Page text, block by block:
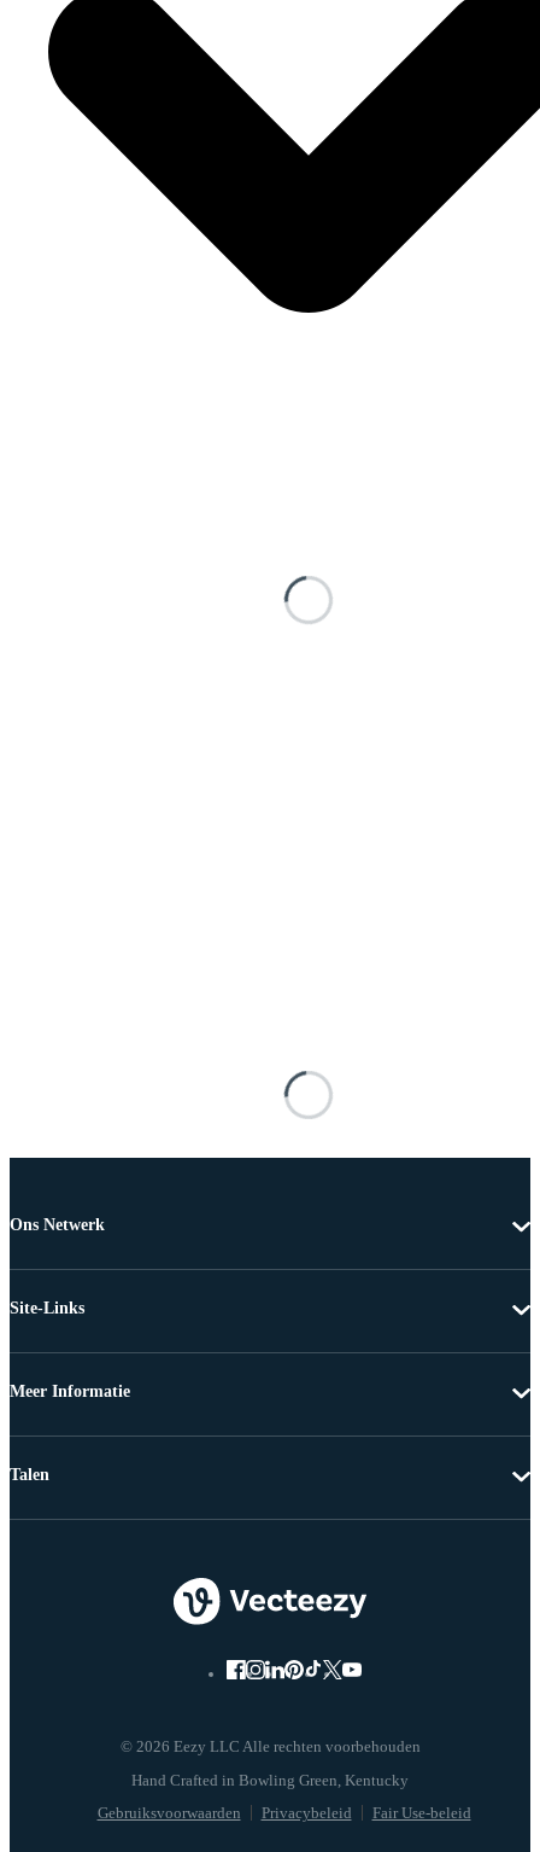
Ons Netwerk
Site-Links
Meer Informatie
© 2026 Eezy LLC Alle rechten voorbehouden
Gebruiksvoorwaarden Privacybeleid Fair Use-beleid
Talen